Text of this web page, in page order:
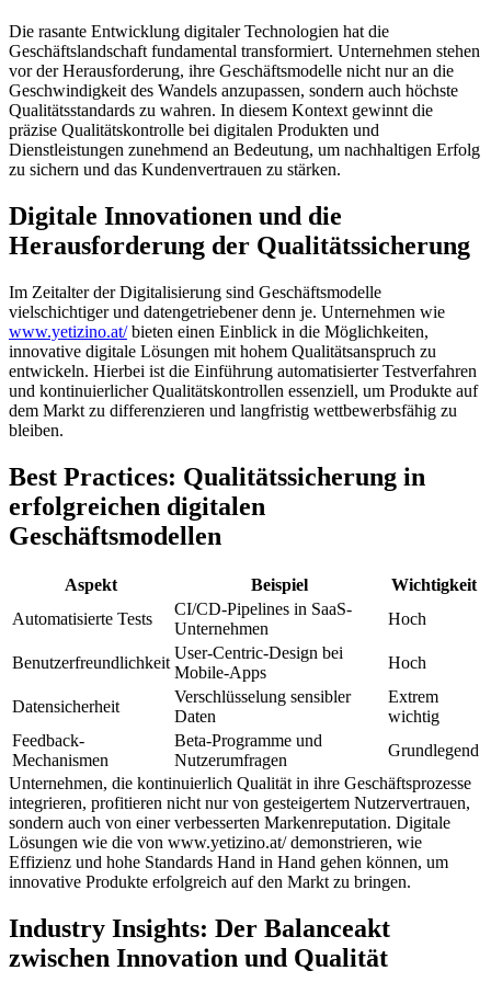
Die rasante Entwicklung digitaler Technologien hat die
Geschäftslandschaft fundamental transformiert. Unternehmen stehen
vor der Herausforderung, ihre Geschäftsmodelle nicht nur an die
Geschwindigkeit des Wandels anzupassen, sondern auch höchste
Qualitätsstandards zu wahren. In diesem Kontext gewinnt die
präzise Qualitätskontrolle bei digitalen Produkten und
Dienstleistungen zunehmend an Bedeutung, um nachhaltigen Erfolg
zu sichern und das Kundenvertrauen zu stärken.
Digitale Innovationen und die
Herausforderung der Qualitätssicherung
Im Zeitalter der Digitalisierung sind Geschäftsmodelle
vielschichtiger und datengetriebener denn je. Unternehmen wie
www.yetizino.at/bieten einen Einblick in die Möglichkeiten,
innovative digitale Lösungen mit hohem Qualitätsanspruch zu
entwickeln. Hierbei ist die Einführung automatisierter Testverfahren
und kontinuierlicher Qualitätskontrollen essenziell, um Produkte auf
dem Markt zu differenzieren und langfristig wettbewerbsfähig zu
bleiben.
Best Practices: Qualitätssicherung in
erfolgreichen digitalen
Geschäftsmodellen
Aspekt Beispiel
Wichtigkeit
Automatisierte Tests
CI/CD-Pipelines in SaaS-
Unternehmen
Hoch
Benutzerfreundlichkeit
User-Centric-Design bei
Mobile-Apps
Hoch
Datensicherheit
Verschlüsselung sensibler
Daten
Extrem
wichtig
Feedback-
Mechanismen
Beta-Programme und
Nutzerumfragen
Grundlegend
Unternehmen, die kontinuierlich Qualität in ihre Geschäftsprozesse
integrieren, profitieren nicht nur von gesteigertem Nutzervertrauen,
sondern auch von einer verbesserten Markenreputation. Digitale
Lösungen wie die von www.yetizino.at/ demonstrieren, wie
Effizienz und hohe Standards Hand in Hand gehen können, um
innovative Produkte erfolgreich auf den Markt zu bringen.
Industry Insights: Der Balanceakt
zwischen Innovation und Qualität